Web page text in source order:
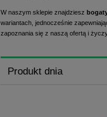
W naszym sklepie znajdziesz
wariantach, jednocześnie
zapoznania się z naszą ofertą i
Produkt dnia